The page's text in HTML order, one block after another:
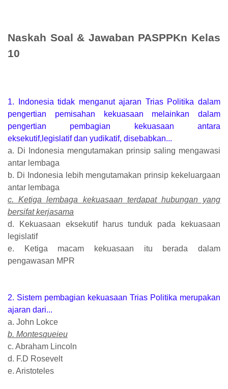
Naskah Soal & Jawaban PASPPKn Kelas
10
1. Indonesia tidak menganut ajaran Trias Politika dalam
pengertian pemisahan kekuasaan melainkan dalam
pengertian pembagian kekuasaan antara
eksekutif,legislatif dan yudikatif, disebabkan...
a. Di Indonesia mengutamakan prinsip saling mengawasi
antar lembaga
b. Di Indonesia lebih mengutamakan prinsip kekeluargaan
antar lembaga
c. Ketiga lembaga kekuasaan terdapat hubungan yang
bersifat kerjasama
d. Kekuasaan eksekutif harus tunduk pada kekuasaan
legislatif
e. Ketiga macam kekuasaan itu berada dalam
pengawasan MPR
2. Sistem pembagian kekuasaan Trias Politika merupakan
ajaran dari...
a. John Lokce
b. Montesqueieu
c. Abraham Lincoln
d. F.D Rosevelt
e. Aristoteles